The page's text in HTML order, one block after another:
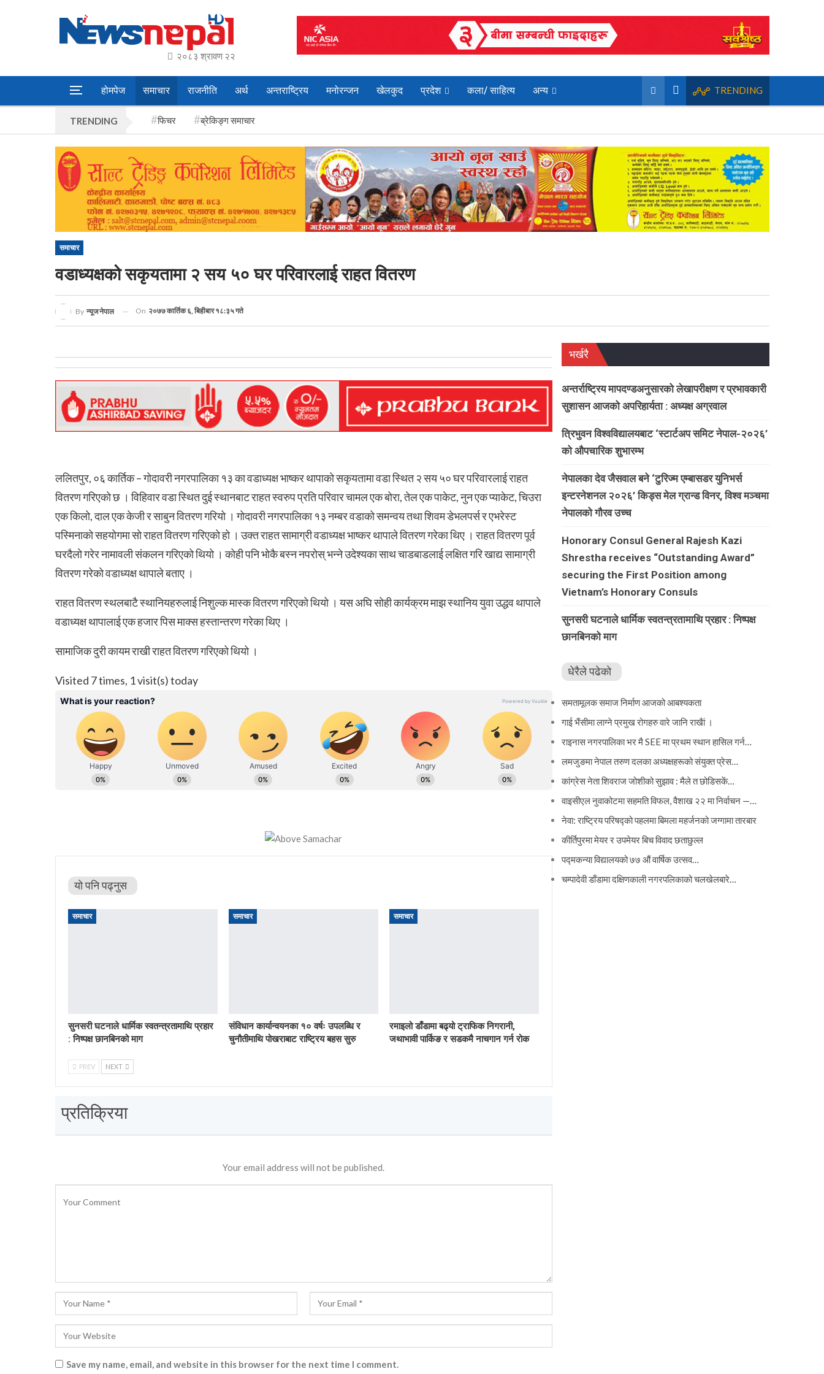
२०८३ श्रावण २२
होमपेज समाचार राजनीति अर्थ अन्तराष्ट्रिय मनोरन्जन खेलकुद प्रदेश कला/ साहित्य अन्य TRENDING
TRENDING फिचर ब्रेकिङ्ग समाचार
समाचार
वडाध्यक्षको सकृयतामा २ सय ५० घर परिवारलाई राहत वितरण
By न्यूज नेपाल On २०७७ कार्तिक ६, बिहीबार १८:३५ गते
ललितपुर, ०६ कार्तिक – गोदावरी नगरपालिका १३ का वडाध्यक्ष भाष्कर थापाको सकृयतामा वडा स्थित २ सय ५० घर परिवारलाई राहत
वितरण गरिएको छ । विहिवार वडा स्थित दुई स्थानबाट राहत स्वरुप प्रति परिवार चामल एक बोरा, तेल एक पाकेट, नुन एक प्याकेट, चिउरा
एक किलो, दाल एक केजी र साबुन वितरण गरियो । गोदावरी नगरपालिका १३ नम्बर वडाको समन्वय तथा शिवम डेभलपर्स र एभरेस्ट
पस्मिनाको सहयोगमा सो राहत वितरण गरिएको हो । उक्त राहत सामाग्री वडाध्यक्ष भाष्कर थापाले वितरण गरेका थिए । राहत वितरण पूर्व
घरदैलो गरेर नामावली संकलन गरिएको थियो । कोही पनि भोकै बस्न नपरोस् भन्ने उदेश्यका साथ चाडबाडलाई लक्षित गरि खाद्य सामाग्री
वितरण गरेको वडाध्यक्ष थापाले बताए ।
राहत वितरण स्थलबाटै स्थानियहरुलाई निशुल्क मास्क वितरण गरिएको थियो । यस अघि सोही कार्यक्रम माझ स्थानिय युवा उद्धव थापाले
वडाध्यक्ष थापालाई एक हजार पिस माक्स हस्तान्तरण गरेका थिए ।
सामाजिक दुरी कायम राखी राहत वितरण गरिएको थियो ।
Visited 7 times, 1 visit(s) today
यो पनि पढ्नुस
समाचार
सुनसरी घटनाले धार्मिक स्वतन्त्रतामाथि प्रहार
: निष्पक्ष छानबिनको माग
समाचार
संविधान कार्यान्वयनका १० वर्षः उपलब्धि र
चुनौतीमाथि पोखराबाट राष्ट्रिय बहस सुरु
समाचार
रमाइलो डाँडामा बढ्यो ट्राफिक निगरानी,
जथाभावी पार्किङ र सडकमै नाचगान गर्न रोक
PREV NEXT
प्रतिक्रिया
Your email address will not be published.
Save my name, email, and website in this browser for the next time I comment.
भर्खरै
अन्तर्राष्ट्रिय मापदण्डअनुसारको लेखापरीक्षण र प्रभावकारी
सुशासन आजको अपरिहार्यता : अध्यक्ष अग्रवाल
त्रिभुवन विश्वविद्यालयबाट ‘स्टार्टअप समिट नेपाल-२०२६’
को औपचारिक शुभारम्भ
नेपालका देव जैसवाल बने ‘टुरिज्म एम्बासडर युनिभर्स
इन्टरनेशनल २०२६’ किड्स मेल ग्रान्ड विनर, विश्व मञ्चमा
नेपालको गौरव उच्च
Honorary Consul General Rajesh Kazi
Shrestha receives “Outstanding Award”
securing the First Position among
Vietnam’s Honorary Consuls
सुनसरी घटनाले धार्मिक स्वतन्त्रतामाथि प्रहार : निष्पक्ष
छानबिनको माग
धेरैले पढेको
समतामूलक समाज निर्माण आजको आबश्यकता
गाई भैंसीमा लाग्ने प्रमुख रोगहरु वारे जानि राखैां ।
राइनास नगरपालिका भर मै SEE मा प्रथम स्थान हासिल गर्न…
लमजुङमा नेपाल तरुण दलका अध्यक्षहरूको संयुक्त प्रेस…
कांग्रेस नेता शिवराज जोशीको सुझाव : मैले त छोडिसकें…
वाइसीएल नुवाकोटमा सहमति विफल, वैशाख २२ मा निर्वाचन —…
नेवा: राष्ट्रिय परिषद्को पहलमा बिमला महर्जनको जग्गामा तारबार
कीर्तिपुरमा मेयर र उपमेयर बिच विवाद छताछुल्ल
पद्मकन्या विद्यालयको ७७ औं ‌‌वार्षिक ‌उत्सव…
चम्पादेवी डाँडामा दक्षिणकाली नगरपलिकाको चलखेलबारे…